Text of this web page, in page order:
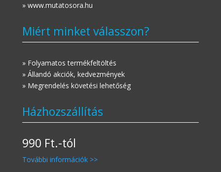
» www.mutatosora.hu
Miért minket válasszon?
» Folyamatos termékfeltöltés
» Állandó akciók, kedvezmények
» Megrendelés követési lehetőség
Házhozszállítás
990 Ft.-tól
További információk >>